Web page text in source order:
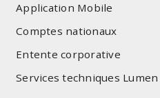
Application Mobile
Comptes nationaux
Entente corporative
Services techniques Lumen